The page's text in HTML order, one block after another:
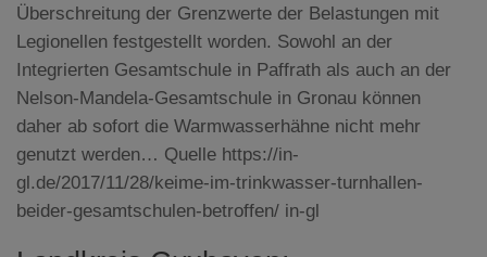
Überschreitung der Grenzwerte der Belastungen mit
Legionellen festgestellt worden. Sowohl an der
Integrierten Gesamtschule in Paffrath als auch an der
Nelson-Mandela-Gesamtschule in Gronau können
daher ab sofort die Warmwasserhähne nicht mehr
genutzt werden… Quelle https://in-
gl.de/2017/11/28/keime-im-trinkwasser-turnhallen-
beider-gesamtschulen-betroffen/ in-gl